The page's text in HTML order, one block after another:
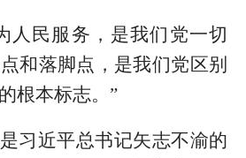
人民服务，是我们党一切
和落脚点，是我们党区别
根本标志。”
习近平总书记矢志不渝的